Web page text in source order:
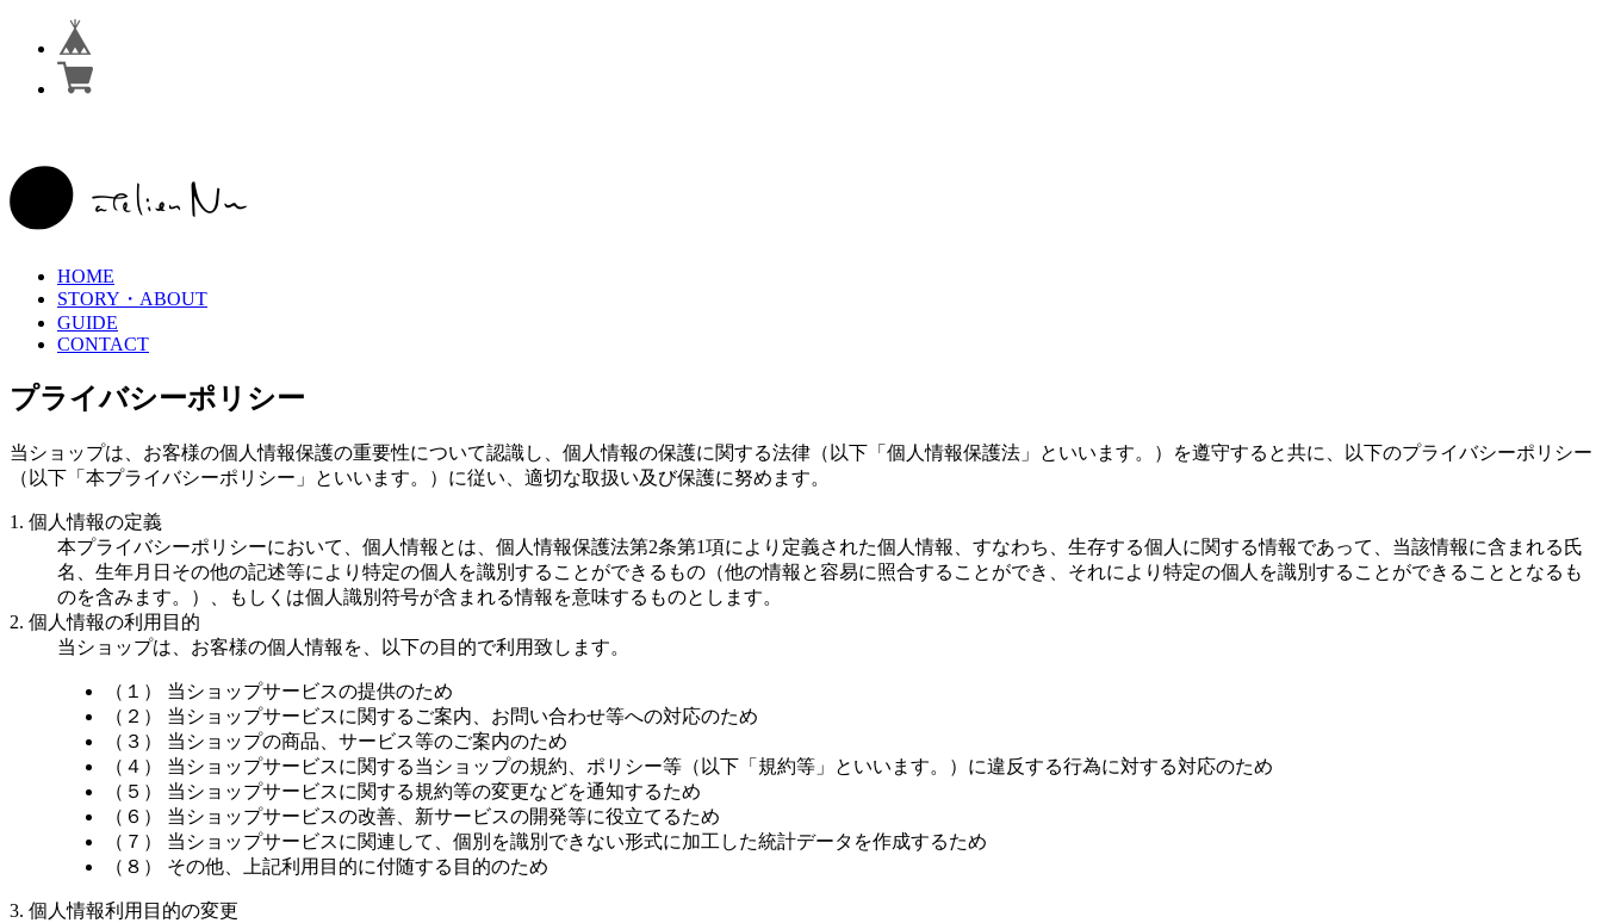
HOME
STORY・ABOUT
GUIDE
CONTACT
プライバシーポリシー
当ショップは、お客様の個人情報保護の重要性について認識し、個人情報の保護に関する法律（以下「個人情報保護法」といいます。）を遵守すると共に、以下のプライバシーポリシー
（以下「本プライバシーポリシー」といいます。）に従い、適切な取扱い及び保護に努めます。
1. 個人情報の定義
本プライバシーポリシーにおいて、個人情報とは、個人情報保護法第2条第1項により定義された個人情報、すなわち、生存する個人に関する情報であって、当該情報に含まれる氏
名、生年月日その他の記述等により特定の個人を識別することができるもの（他の情報と容易に照合することができ、それにより特定の個人を識別することができることとなるも
のを含みます。）、もしくは個人識別符号が含まれる情報を意味するものとします。
2. 個人情報の利用目的
当ショップは、お客様の個人情報を、以下の目的で利用致します。
（１） 当ショップサービスの提供のため
（２） 当ショップサービスに関するご案内、お問い合わせ等への対応のため
（３） 当ショップの商品、サービス等のご案内のため
（４） 当ショップサービスに関する当ショップの規約、ポリシー等（以下「規約等」といいます。）に違反する行為に対する対応のため
（５） 当ショップサービスに関する規約等の変更などを通知するため
（６） 当ショップサービスの改善、新サービスの開発等に役立てるため
（７） 当ショップサービスに関連して、個別を識別できない形式に加工した統計データを作成するため
（８） その他、上記利用目的に付随する目的のため
3. 個人情報利用目的の変更